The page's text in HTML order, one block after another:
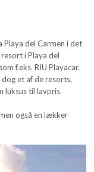
Playa del Carmen i det
i Playa del
f.eks. RIU Playacar.
et af de resorts,
luksus til lavpris.
også en lækker